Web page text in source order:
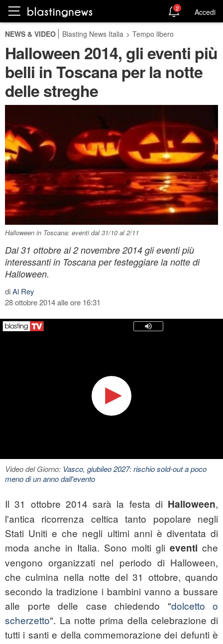
2 Accedi
NEWS & VIDEO Blasting News Italia > Tempo libero
Halloween 2014, gli eventi più
belli in Toscana per la notte
delle streghe
Halloween in Toscana: eventi dal 31/10 al 2/11
Dal 31 ottobre al 2 novembre 2014 gli eventi più
interessanti in Toscana per festeggiare la notte di
Halloween.
diAl Rey
28 ottobre 2014 alle ore 16:31
Video del Giorno: Vasco, giubileo 2027: rischio sold-out a poco
meno di un anno dall'evento
Il 31 ottobre 2014 sarà la festa di Halloween,
l'antica ricorrenza celtica tanto popolare negli
Stati Uniti e che negli ultimi anni è diventata di
moda anche in Italia. Sono molti gli eventi che
vengono organizzati nel periodo di Halloween,
che culmina nella notte del 31 ottobre, quando
secondo la tradizione i bambini vanno a bussare
alle porte delle case chiedendo "dolcetto o
scherzetto". La notte prima della celebrazione di
tutti i santi e della commemorazione dei defunti è